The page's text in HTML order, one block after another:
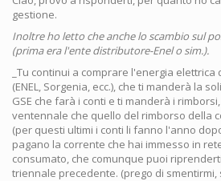
gestione.
Inoltre ho letto che anche lo scambio sul
(prima era l'ente distributore-Enel o sim.).
_Tu continui a comprare l'energia
(ENEL, Sorgenia, ecc.), che ti manderà la
GSE che farà i conti e ti manderà i
ventennale che quello del rimborso della
(per questi ultimi i conti li fanno l'anno
pagano la corrente che hai immesso in
consumato, che comunque puoi
triennale precedente. (prego di smentirmi,